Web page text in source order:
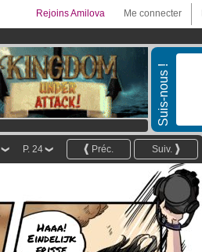
Me connecter
Rejoins Amilova
Suis-nous !
Suiv.
Préc.
P. 24
Haaa!
Eindelijk